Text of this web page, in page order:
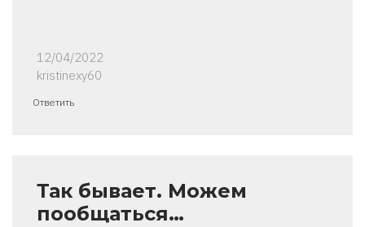
12/04/2022
kristinexy60
Ответить
Так бывает. Можем
пообщаться…